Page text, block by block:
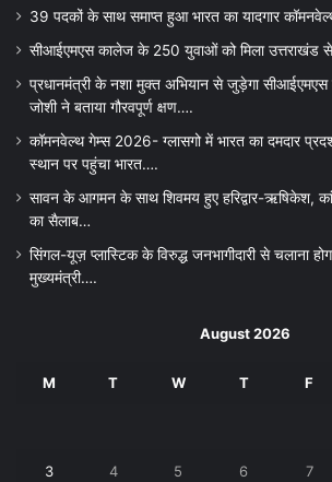
39 पदकों के साथ समाप्त हुआ भारत का यादगार
सीआईएमएस कालेज के 250 युवाओं को मिला उत्तराखंड
प्रधानमंत्री के नशा मुक्त अभियान से जुड़ेगा
जोशी ने बताया गौरवपूर्ण क्षण….
कॉमनवेल्थ गेम्स 2026- ग्लासगो में भारत का दमदार
स्थान पर पहुंचा भारत….
सावन के आगमन के साथ शिवमय हुए हरिद्वार-ऋषिकेश,
का सैलाब…
सिंगल-यूज़ प्लास्टिक के विरुद्ध जनभागीदारी से चलाना
मुख्यमंत्री….
August 2026
M T W T F
3 4 5 6 7